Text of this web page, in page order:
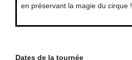
en préservant la magie du cirque !
Dates de la tournée